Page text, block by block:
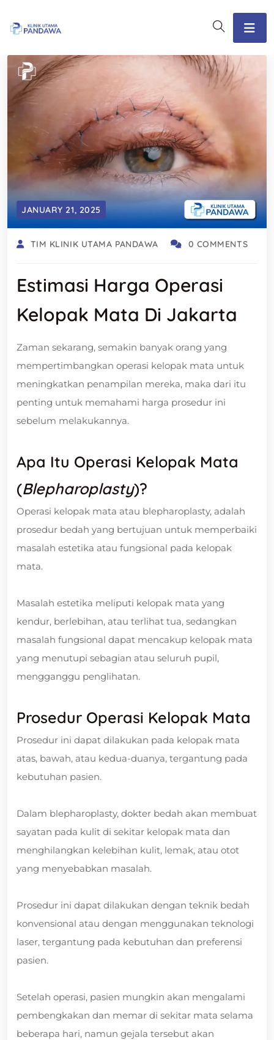
JANUARY 21, 2025
TIM KLINIK UTAMA PANDAWA 0 COMMENTS
Estimasi Harga Operasi
Kelopak Mata Di Jakarta
Zaman sekarang, semakin banyak orang yang
mempertimbangkan operasi kelopak mata untuk
meningkatkan penampilan mereka, maka dari itu
penting untuk memahami harga prosedur ini
sebelum melakukannya.
Apa Itu Operasi Kelopak Mata
(Blepharoplasty)?
Operasi kelopak mata atau blepharoplasty, adalah
prosedur bedah yang bertujuan untuk memperbaiki
masalah estetika atau fungsional pada kelopak
mata.
Masalah estetika meliputi kelopak mata yang
kendur, berlebihan, atau terlihat tua, sedangkan
masalah fungsional dapat mencakup kelopak mata
yang menutupi sebagian atau seluruh pupil,
mengganggu penglihatan.
Prosedur Operasi Kelopak Mata
Prosedur ini dapat dilakukan pada kelopak mata
atas, bawah, atau kedua-duanya, tergantung pada
kebutuhan pasien.
Dalam blepharoplasty, dokter bedah akan membuat
sayatan pada kulit di sekitar kelopak mata dan
menghilangkan kelebihan kulit, lemak, atau otot
yang menyebabkan masalah.
Prosedur ini dapat dilakukan dengan teknik bedah
konvensional atau dengan menggunakan teknologi
laser, tergantung pada kebutuhan dan preferensi
pasien.
Setelah operasi, pasien mungkin akan mengalami
pembengkakan dan memar di sekitar mata selama
beberapa hari, namun gejala tersebut akan